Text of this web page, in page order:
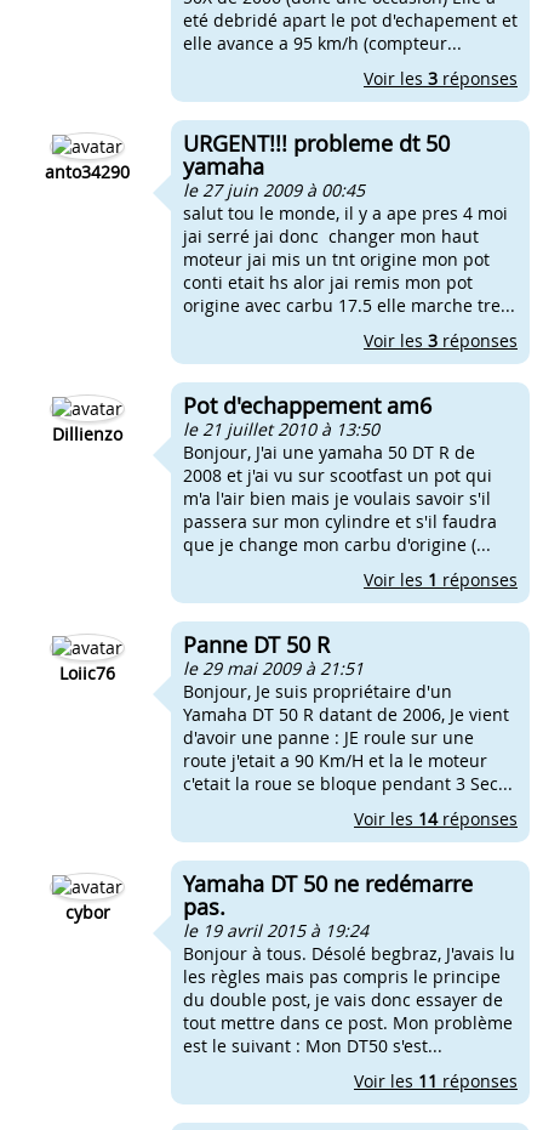
eté debridé apart le pot d'echapement et
elle avance a 95 km/h (compteur...
Voir les 3 réponses
anto34290
URGENT!!! probleme dt 50
yamaha
le 27 juin 2009 à 00:45
salut tou le monde, il y a ape pres 4 moi
jai serré jai donc changer mon haut
moteur jai mis un tnt origine mon pot
conti etait hs alor jai remis mon pot
origine avec carbu 17.5 elle marche tre...
Voir les 3 réponses
Dillienzo
Pot d'echappement am6
le 21 juillet 2010 à 13:50
Bonjour, J'ai une yamaha 50 DT R de
2008 et j'ai vu sur scootfast un pot qui
m'a l'air bien mais je voulais savoir s'il
passera sur mon cylindre et s'il faudra
que je change mon carbu d'origine (...
Voir les 1 réponses
Loiic76
Panne DT 50 R
le 29 mai 2009 à 21:51
Bonjour, Je suis propriétaire d'un
Yamaha DT 50 R datant de 2006, Je vient
d'avoir une panne : JE roule sur une
route j'etait a 90 Km/H et la le moteur
c'etait la roue se bloque pendant 3 Sec...
Voir les 14réponses
cybor
Yamaha DT 50 ne redémarre
pas.
le 19 avril 2015 à 19:24
Bonjour à tous. Désolé begbraz, J'avais lu
les règles mais pas compris le principe
du double post, je vais donc essayer de
tout mettre dans ce post. Mon problème
est le suivant : Mon DT50 s'est...
Voir les 11 réponses